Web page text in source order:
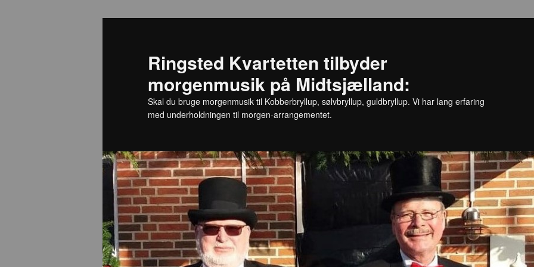
Ringsted Kvartetten tilbyder
morgenmusik på Midtsjælland:
Skal du bruge morgenmusik til Kobberbryllup, sølvbryllup, guldbryllup. Vi har lang erfaring
med underholdningen til morgen-arrangementet.